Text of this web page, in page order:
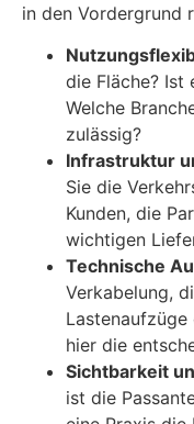
in den Vordergrund
die Fläche? Ist
Welche
zulässig?
Infrastruktur
Sie die
Kunden, die
wichtigen
Technische
Verkabelung,
hier die
Sichtbarkeit
ist die